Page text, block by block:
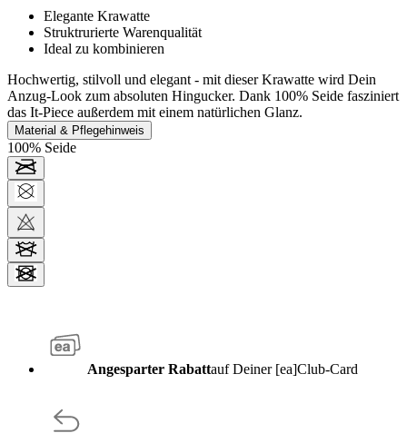
Elegante Krawatte
Struktrurierte Warenqualität
Ideal zu kombinieren
Hochwertig, stilvoll und elegant - mit dieser Krawatte wird Dein
Anzug-Look zum absoluten Hingucker. Dank 100% Seide fasziniert
das It-Piece außerdem mit einem natürlichen Glanz.
Material & Pflegehinweis
100% Seide
Angesparter Rabattauf Deiner [ea]Club-Card